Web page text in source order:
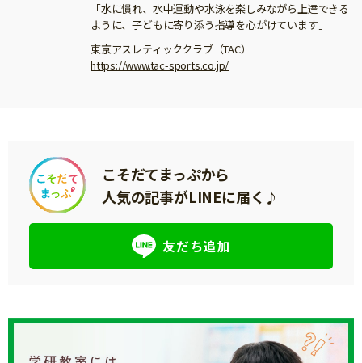
「水に慣れ、水中運動や水泳を楽しみながら上達できる
ように、子どもに寄り添う指導を心がけています」
東京アスレティッククラブ（TAC）
https://www.tac-sports.co.jp/
こそだてまっぷから
人気の記事がLINEに届く♪
友だち追加